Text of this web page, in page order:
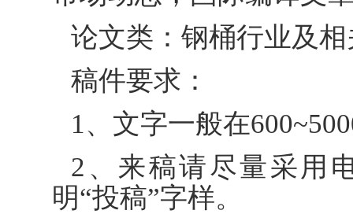
论文类：钢桶行业及
稿件要求：
1、文字一般在
2、来稿请尽量采用
明“投稿”字样。